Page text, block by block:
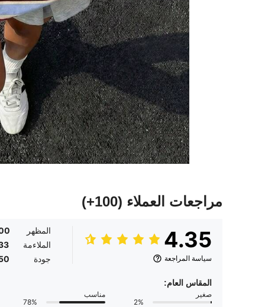
مراجعات العملاء (100+)
4.35
سياسة المراجعة
المظهر
الملاءمة
جودة
المقاس العام:
صغير
2%
مناسب
78%